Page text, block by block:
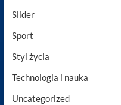
Slider
Sport
Styl życia
Technologia i nauka
Uncategorized